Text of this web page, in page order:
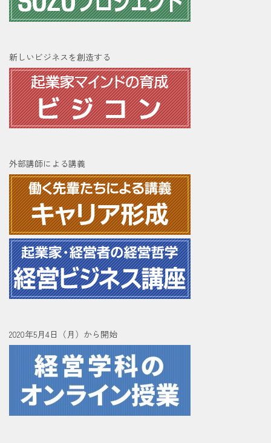
新しいビジネスを創造する
外部講師による講義
2020年5月4日（月）から開始